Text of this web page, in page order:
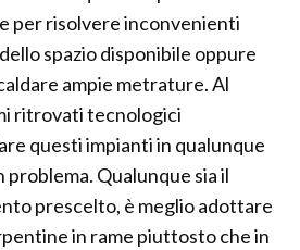
per risolvere inconvenienti
spazio disponibile oppure
ampie metrature. Al
ritrovati tecnologici
questi impianti in qualunque
problema. Qualunque sia il
prescelto, è meglio adottare
in rame piuttosto che in